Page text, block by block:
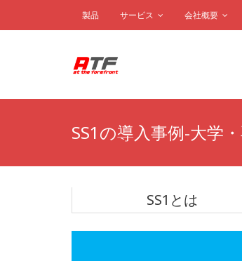
製品 サービス 会社概要
SS1の導入事例-大学
SS1とは